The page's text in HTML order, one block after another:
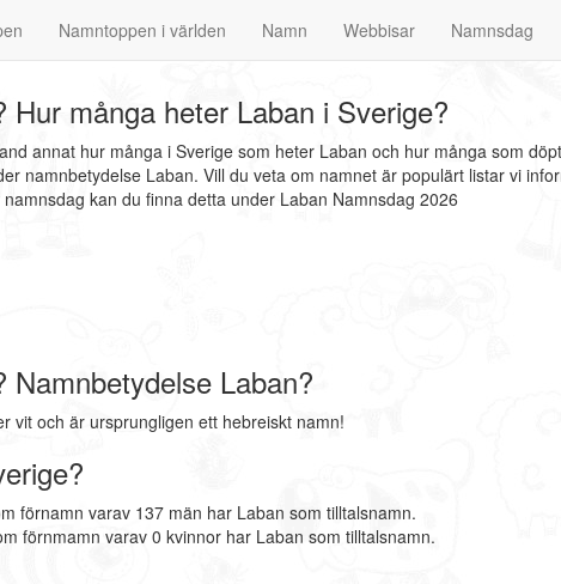
Namntoppen i världen Namn Webbisar Namnsdag
många heter Laban i Sverige?
annat hur många i Sverige som heter Laban och hur många som
namnbetydelse Laban. Vill du veta om namnet är populärt listar vi
kan du finna detta under Laban Namnsdag 2026
Laban?
vit och är ursprungligen ett hebreiskt namn!
förnamn varav 137 män har Laban som tilltalsnamn.
förnmamn varav 0 kvinnor har Laban som tilltalsnamn.